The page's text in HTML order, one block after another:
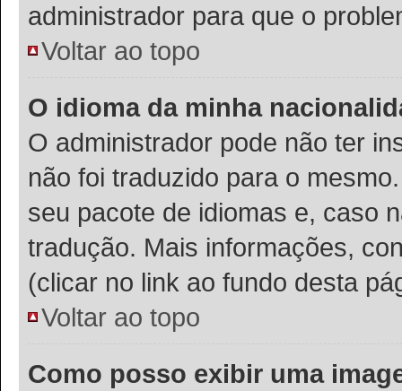
administrador para que o
Voltar ao topo
O idioma da minha
O administrador pode não ter
não foi traduzido para o
seu pacote de idiomas e, caso
tradução. Mais informações,
(clicar no link ao fundo desta
Voltar ao topo
Como posso exibir uma